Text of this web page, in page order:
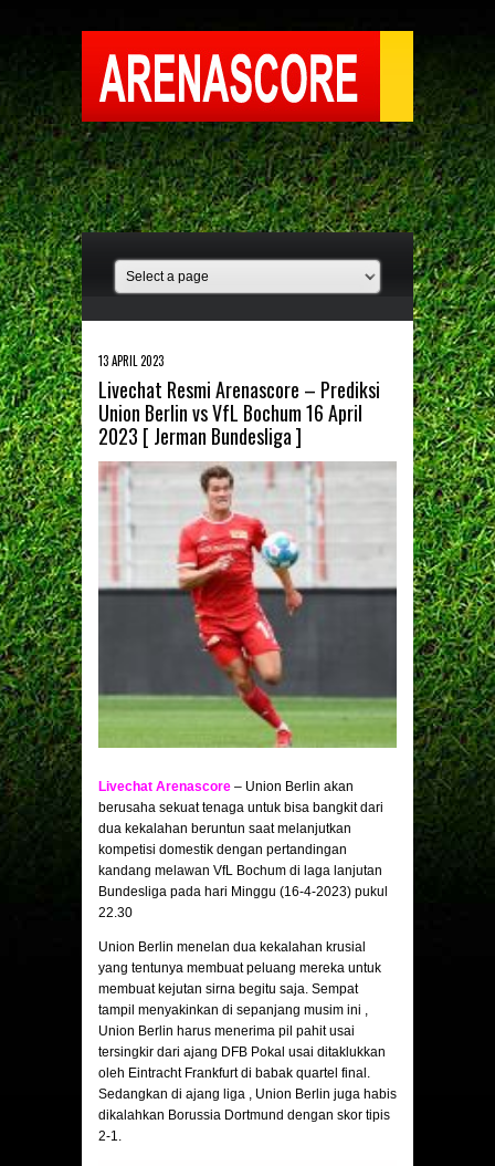
13 APRIL 2023
Livechat Resmi Arenascore – Prediksi
Union Berlin vs VfL Bochum 16 April
2023 [ Jerman Bundesliga ]
Livechat Arenascore – Union Berlin akan
berusaha sekuat tenaga untuk bisa bangkit dari
dua kekalahan beruntun saat melanjutkan
kompetisi domestik dengan pertandingan
kandang melawan VfL Bochum di laga lanjutan
Bundesliga pada hari Minggu (16-4-2023) pukul
22.30
Union Berlin menelan dua kekalahan krusial
yang tentunya membuat peluang mereka untuk
membuat kejutan sirna begitu saja. Sempat
tampil menyakinkan di sepanjang musim ini ,
Union Berlin harus menerima pil pahit usai
tersingkir dari ajang DFB Pokal usai ditaklukkan
oleh Eintracht Frankfurt di babak quartel final.
Sedangkan di ajang liga , Union Berlin juga habis
dikalahkan Borussia Dortmund dengan skor tipis
2-1.